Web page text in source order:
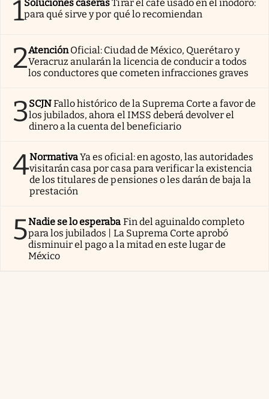
1Soluciones caserasTirar el café usado en el inodoro:
para qué sirve y por qué lo recomiendan
2AtenciónOficial: Ciudad de México, Querétaro y
Veracruz anularán la licencia de conducir a todos
los conductores que cometen infracciones graves
3SCJNFallo histórico de la Suprema Corte a favor de
los jubilados, ahora el IMSS deberá devolver el
dinero a la cuenta del beneficiario
4NormativaYa es oficial: en agosto, las autoridades
visitarán casa por casa para verificar la existencia
de los titulares de pensiones o les darán de baja la
prestación
5Nadie se lo esperaba Fin del aguinaldo completo
para los jubilados | La Suprema Corte aprobó
disminuir el pago a la mitad en este lugar de
México